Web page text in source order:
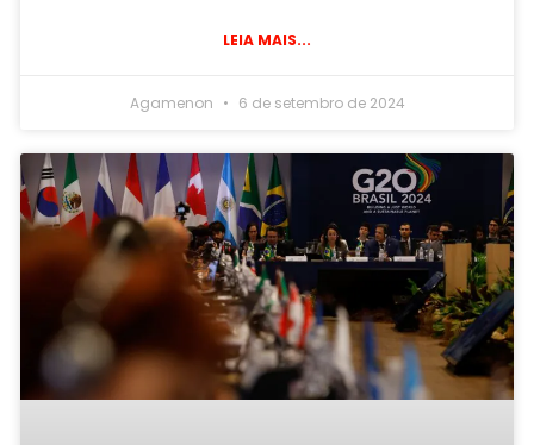
LEIA MAIS...
Agamenon 6 de setembro de 2024